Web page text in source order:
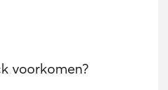
voorkomen?